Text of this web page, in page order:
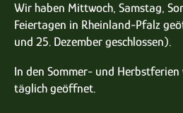
Wir haben Mittwoch, Samstag,
Feiertagen in Rheinland-Pfalz
und 25. Dezember geschlossen).
In den Sommer- und
täglich geöffnet.